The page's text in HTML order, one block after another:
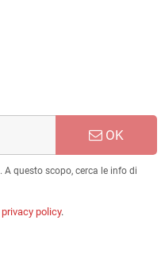
OK
questo scopo, cerca le info di
privacy policy.